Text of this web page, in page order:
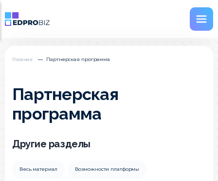
Главная Партнерская программа
Партнерская
программа
Другие разделы
Весь материал Возможности платформы